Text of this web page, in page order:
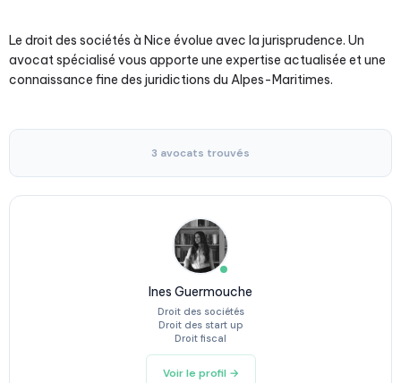
Le droit des sociétés à Nice évolue avec la jurisprudence. Un
avocat spécialisé vous apporte une expertise actualisée et une
connaissance fine des juridictions du Alpes-Maritimes.
3 avocats trouvés
Ines Guermouche
Droit des sociétés
Droit des start up
Droit fiscal
Voir le profil →